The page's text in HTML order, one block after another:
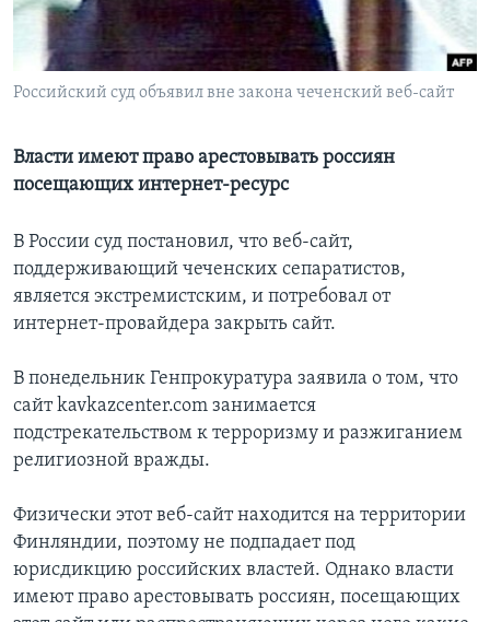
Learning English
СОЦИАЛЬНЫЕ СЕТИ
Языки
Российский суд объявил вне закона чеченский веб-сайт
Власти имеют право арестовывать россиян
посещающих интернет-ресурс
В России суд постановил, что веб-сайт,
поддерживающий чеченских сепаратистов,
является экстремистским, и потребовал от
интернет-провайдера закрыть сайт.
В понедельник Генпрокуратура заявила о том, что
сайт kavkazcenter.com занимается
подстрекательством к терроризму и разжиганием
религиозной вражды.
Физически этот веб-сайт находится на территории
Финляндии, поэтому не подпадает под
юрисдикцию российских властей. Однако власти
имеют право арестовывать россиян, посещающих